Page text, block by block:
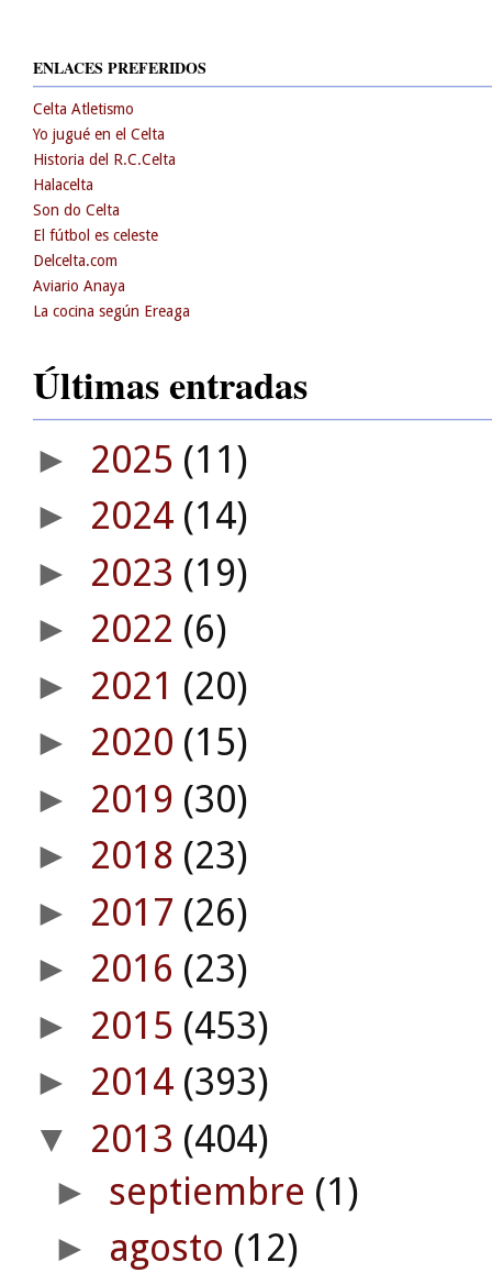
ENLACES PREFERIDOS
Celta Atletismo
Yo jugué en el Celta
Historia del R.C.Celta
Halacelta
Son do Celta
El fútbol es celeste
Delcelta.com
Aviario Anaya
La cocina según Ereaga
Últimas entradas
► 2025 (11)
► 2024 (14)
► 2023 (19)
► 2022 (6)
► 2021 (20)
► 2020 (15)
► 2019 (30)
► 2018 (23)
► 2017 (26)
► 2016 (23)
► 2015 (453)
► 2014 (393)
▼ 2013 (404)
► septiembre (1)
► agosto (12)